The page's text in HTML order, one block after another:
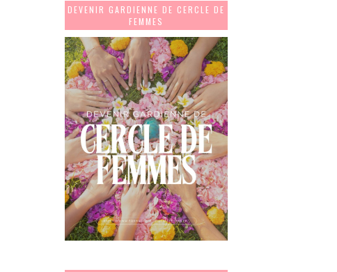
DEVENIR GARDIENNE DE CERCLE DE
FEMMES